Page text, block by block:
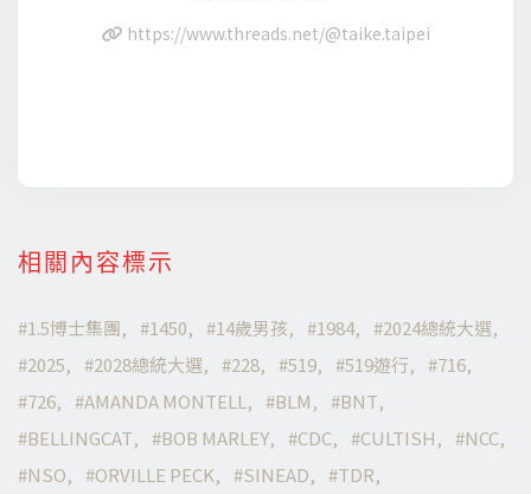
https://www.threads.net/@taike.taipei
相關內容標示
1.5博士集團 1450 14歲男孩 1984
2024總統大選
2025
2028總統大選 228 519 519遊行
716
726
AMANDA MONTELL BLM
BNT
BELLINGCAT
BOB MARLEY CDC CULTISH
NCC
NSO
ORVILLE PECK SINEAD
TDR